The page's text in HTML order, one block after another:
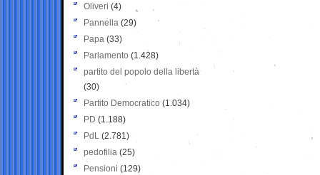
Oliveri (4)
Pannella (29)
Papa (33)
Parlamento (1.428)
partito del popolo della libertà
(30)
Partito Democratico (1.034)
PD (1.188)
PdL (2.781)
pedofilia (25)
Pensioni (129)